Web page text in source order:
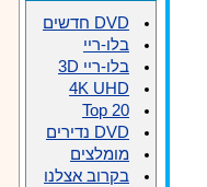
DVD חדשים
בלו-ריי
בלו-ריי 3D
4K UHD
Top 20
DVD נדירים
מומלצים
בקרוב אצלנו